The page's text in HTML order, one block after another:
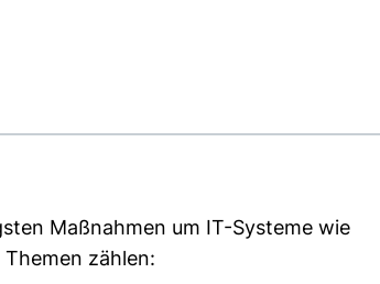
Maßnahmen um IT-Systeme wie
zählen: